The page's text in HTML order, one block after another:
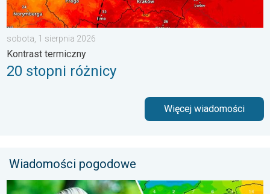
sobota, 1 sierpnia 2026
Kontrast termiczny
20 stopni różnicy
Więcej wiadomości
Wiadomości pogodowe
Dlaczego powietrze jest dziś takie przyjemne?. Efekt punktu